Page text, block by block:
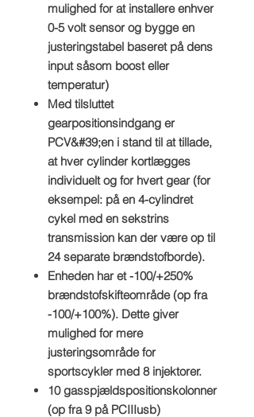
mulighed for at installere enhver
0-5 volt sensor og bygge en
justeringstabel baseret på dens
input såsom boost eller
temperatur)
Med tilsluttet
gearpositionsindgang er
PCV&#39;en i stand til at tillade,
at hver cylinder kortlægges
individuelt og for hvert gear (for
eksempel: på en 4-cylindret
cykel med en sekstrins
transmission kan der være op til
24 separate brændstofborde).
Enheden har et -100/+250%
brændstofskifteområde (op fra
-100/+100%). Dette giver
mulighed for mere
justeringsområde for
sportscykler med 8 injektorer.
10 gasspjældspositionskolonner
(op fra 9 på PCIIIusb)